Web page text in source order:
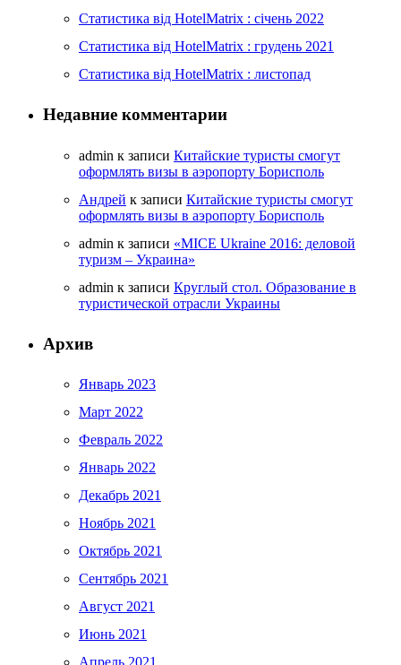
Статистика від HotelMatrix : січень 2022
Статистика від HotelMatrix : грудень 2021
Статистика від HotelMatrix : листопад
Недавние комментарии
admin к записи Китайские туристы смогут
оформлять визы в аэропорту Борисполь
Андрей к записи Китайские туристы смогут
оформлять визы в аэропорту Борисполь
admin к записи «MICE Ukraine 2016: деловой
туризм – Украина»
admin к записи Круглый стол. Образование в
туристической отрасли Украины
Архив
Январь 2023
Март 2022
Февраль 2022
Январь 2022
Декабрь 2021
Ноябрь 2021
Октябрь 2021
Сентябрь 2021
Август 2021
Июнь 2021
Апрель 2021